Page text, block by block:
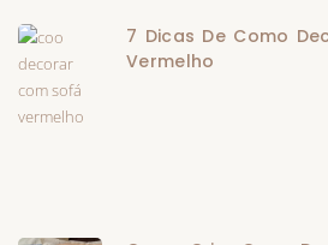
7 Dicas De Como
Vermelho